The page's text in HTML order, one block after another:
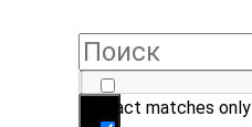
Exact matches only